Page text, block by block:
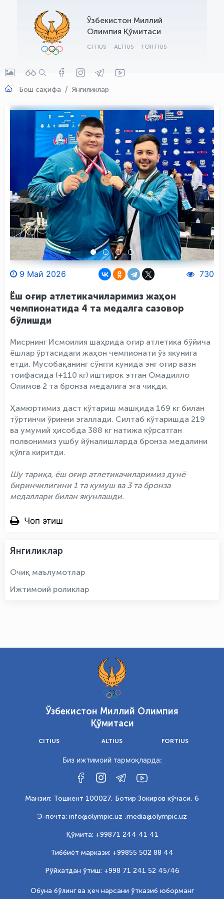
Ўзбекистон Миллий
Олимпия Қўмитаси
CITIUS ALTIUS FORTIUS
Бош саҳифа Янгиликлар
9 Май 2026 730
Ёш оғир атлетикачиларимиз жаҳон
чемпионатида 4 та медалга сазовор
бўлишди
Мисрнинг Исмоилия шаҳрида оғир атлетика бўйича
ёшлар ўртасидаги жаҳон чемпионати ўз якунига
етди. Мусобақанинг сўнгги кунида энг оғир вазн
тоифасида (+110 кг) иштирок этган Омадилло
Олимов 2 та бронза медалига эга чиқди.
Ҳамюртимиз даст кўтариш машқида 169 кг билан
тўртинчи ўринни эгаллади. Силтаб кўтаришда 219
ва умумий ҳисобда 388 кг натижа кўрсатган
полвонимиз ушбу йўналишларда бронза медалини
қўлга киритди.
Шу тариқа, ёш оғир атлетикачиларимиз дунё
биринчилигини 1 та кумуш ва 3 та бронза
медаллари билан якунлашди.
Чоп этиш
Янгиликлар
Очиқ маълумотлар
Ижтимоий роликлар
Ўзбекистон Миллий Олимпия
Қўмитаси
CITIUS ALTIUS FORTIUS
Биз ижтимоий тармоқларда:
Манзил: Тошкент 100027, Ботир Зокиров кўчаси, 6
Э-почта: info@olympic.uz ,media@olympic.uz
Қўмита: +99871 244 41 41
Тиббиёт маркази: +99855 502 88 44
Рўйхатдан ўтиш: +998 71 241 52 45/46
Обуна бўлинг ва ҳеч нарсани ўтказиб юборманг
OLYMPCHIK AI - yordamchi
Онлайн · olympic.uz